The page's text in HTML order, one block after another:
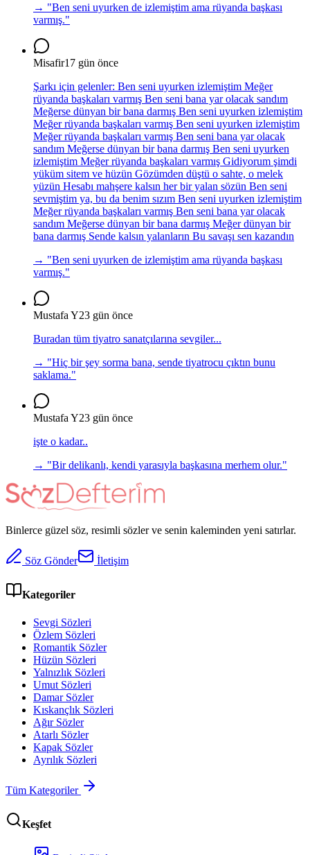
→ "Ben seni uyurken de izlemiştim ama rüyanda başkası
varmış."
Misafir17 gün önce
Şarkı için gelenler: Ben seni uyurken izlemiştim Meğer
rüyanda başkaları varmış Ben seni bana yar olacak sandım
Meğerse dünyan bir bana darmış Ben seni uyurken izlemiştim
Meğer rüyanda başkaları varmış Ben seni uyurken izlemiştim
Meğer rüyanda başkaları varmış Ben seni bana yar olacak
sandım Meğerse dünyan bir bana darmış Ben seni uyurken
izlemiştim Meğer rüyanda başkaları varmış Gidiyorum şimdi
yüküm sitem ve hüzün Gözümden düştü o sahte, o melek
yüzün Hesabı mahşere kalsın her bir yalan sözün Ben seni
sevmiştim ya, bu da benim sızım Ben seni uyurken izlemiştim
Meğer rüyanda başkaları varmış Ben seni bana yar olacak
sandım Meğerse dünyan bir bana darmış Meğer dünyan bir
bana darmış Sende kalsın yalanların Bu savaşı sen kazandın
→ "Ben seni uyurken de izlemiştim ama rüyanda başkası
varmış."
Mustafa Y23 gün önce
Buradan tüm tiyatro sanatçılarına sevgiler...
→ "Hiç bir şey sorma bana, sende tiyatrocu çıktın bunu
saklama."
Mustafa Y23 gün önce
işte o kadar..
→ "Bir delikanlı, kendi yarasıyla başkasına merhem olur."
Binlerce güzel söz, resimli sözler ve senin kaleminden yeni satırlar.
Söz Gönder İletişim
Kategoriler
Sevgi Sözleri
Özlem Sözleri
Romantik Sözler
Hüzün Sözleri
Yalnızlık Sözleri
Umut Sözleri
Damar Sözler
Kıskançlık Sözleri
Ağır Sözler
Atarlı Sözler
Kapak Sözler
Ayrılık Sözleri
Tüm Kategoriler
Keşfet